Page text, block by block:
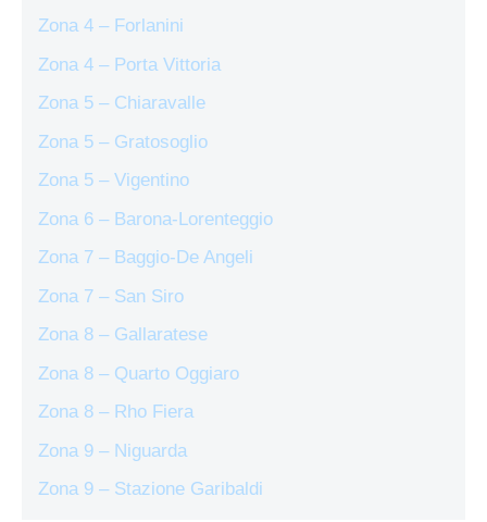
Zona 4 – Forlanini
Zona 4 – Porta Vittoria
Zona 5 – Chiaravalle
Zona 5 – Gratosoglio
Zona 5 – Vigentino
Zona 6 – Barona-Lorenteggio
Zona 7 – Baggio-De Angeli
Zona 7 – San Siro
Zona 8 – Gallaratese
Zona 8 – Quarto Oggiaro
Zona 8 – Rho Fiera
Zona 9 – Niguarda
Zona 9 – Stazione Garibaldi